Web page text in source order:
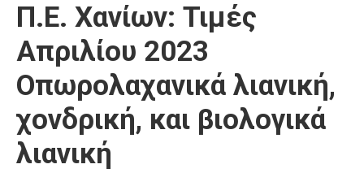
Επικοινωνία
Π.Ε. Χανίων: Τιμές
Απριλίου 2023
Οπωρολαχανικά λιανική,
χονδρική, και βιολογικά
λιανική